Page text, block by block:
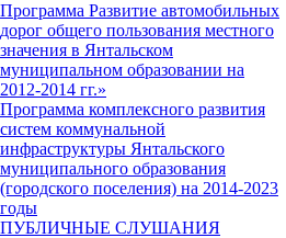
Программа Развитие автомобильных
дорог общего пользования местного
значения в Янтальском
муниципальном образовании на
2012-2014 гг.»
Программа комплексного развития
систем коммунальной
инфраструктуры Янтальского
муниципального образования
(городского поселения) на 2014-2023
годы
ПУБЛИЧНЫЕ СЛУШАНИЯ